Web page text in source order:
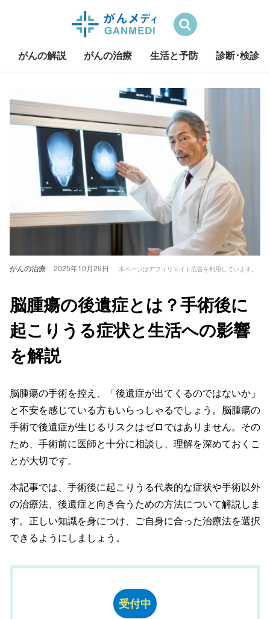
検索
がんの解説 がんの治療 生活と予防 診断･検診
がんの治療 2025年10月29日 本ページはアフィリエイト広告を利用しています。
脳腫瘍の後遺症とは？手術後に
起こりうる症状と生活への影響
を解説
脳腫瘍の手術を控え、「後遺症が出てくるのではないか」
と不安を感じている方もいらっしゃるでしょう。脳腫瘍の
手術で後遺症が生じるリスクはゼロではありません。その
ため、手術前に医師と十分に相談し、理解を深めておくこ
とが大切です。
本記事では、手術後に起こりうる代表的な症状や手術以外
の治療法、後遺症と向き合うための方法について解説しま
す。正しい知識を身につけ、ご自身に合った治療法を選択
できるようにしましょう。
受付中